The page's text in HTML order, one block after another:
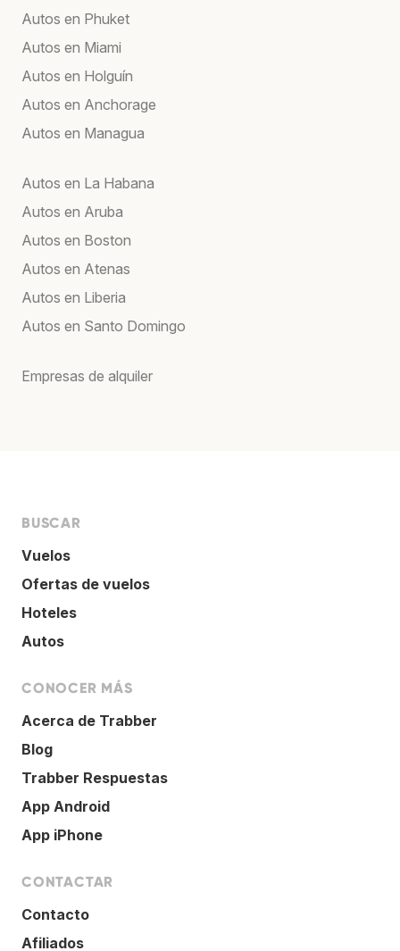
Autos en Phuket
Autos en Miami
Autos en Holguín
Autos en Anchorage
Autos en Managua
Autos en La Habana
Autos en Aruba
Autos en Boston
Autos en Atenas
Autos en Liberia
Autos en Santo Domingo
Empresas de alquiler
BUSCAR
Vuelos
Ofertas de vuelos
Hoteles
Autos
CONOCER MÁS
Acerca de Trabber
Blog
Trabber Respuestas
App Android
App iPhone
CONTACTAR
Contacto
Afiliados